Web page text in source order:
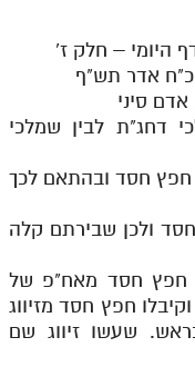
כ"ח אדר תש"ף
סיני
דחג"ת לבין שמלכי
חפץ חסד ובהתאם לכך
ולכן שבירתם קלה
חפץ חסד מאח"פ של
חפץ חסד מזיווג
שעשו זיווג שם